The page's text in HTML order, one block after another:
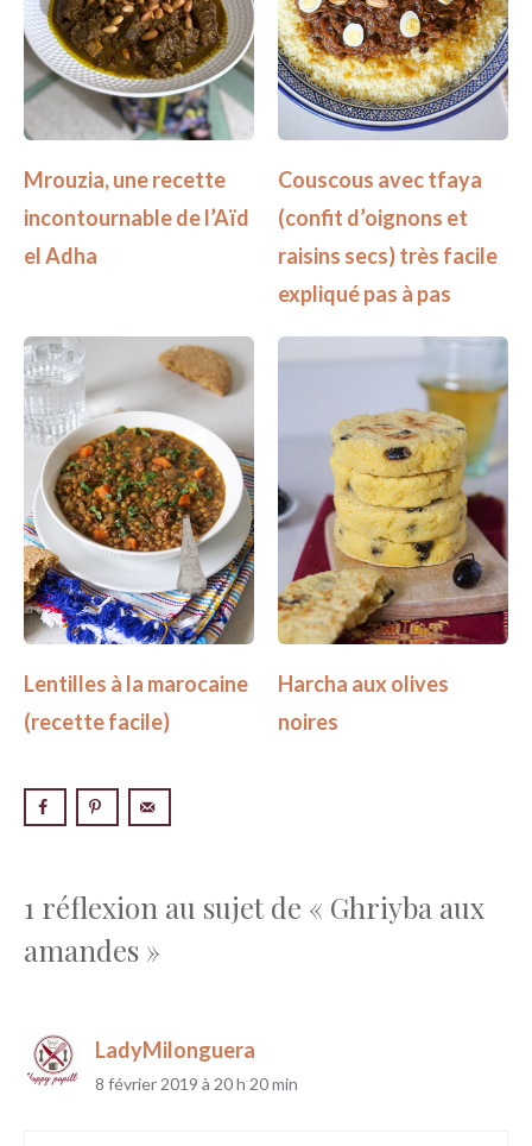
Mrouzia, une recette
incontournable de l’Aïd
el Adha
Couscous avec tfaya
(confit d’oignons et
raisins secs) très facile
expliqué pas à pas
Lentilles à la marocaine
(recette facile)
Harcha aux olives
noires
1 réflexion au sujet de « Ghriyba aux
amandes »
LadyMilonguera
8 février 2019 à 20 h 20 min